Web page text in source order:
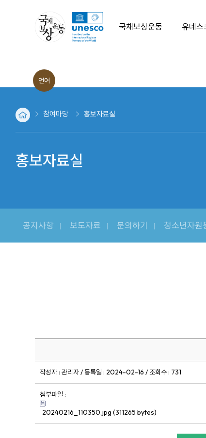
국채보상운동
운동의 전개
유네스
언어
CHN
홍보자료실
참여마당 홍보자료실
공지사항 보도자료 문의하기 청소년자원
작성자 : 관리자 / 등록일 : 2024-02-16 / 조회수 : 731
첨부파일 :
20240216_110350.jpg (311265 bytes)